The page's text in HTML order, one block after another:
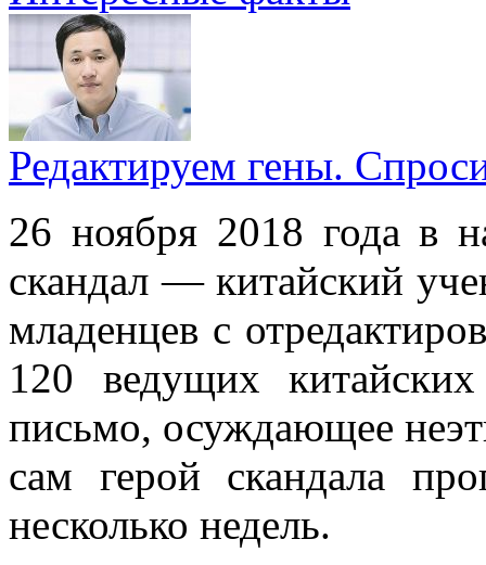
Редактируем гены.
26 ноября 2018 года в
скандал — китайский
младенцев с
120 ведущих
письмо, осуждающее
сам герой скандала
несколько недель.